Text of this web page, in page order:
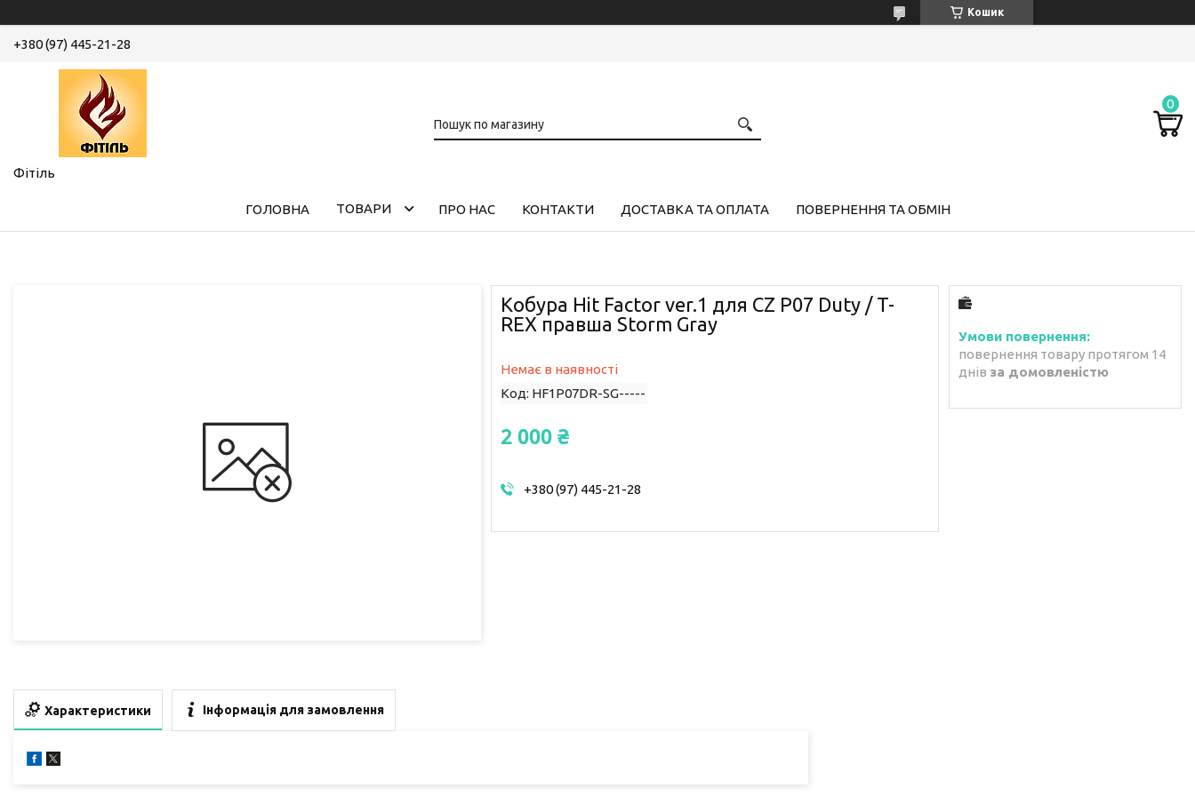
Кошик
+380 (97) 445-21-28
Фітіль
ГОЛОВНА ТОВАРИ ПРО НАС КОНТАКТИ ДОСТАВКА ТА ОПЛАТА ПОВЕРНЕННЯ ТА ОБМІН
Кобура Hit Factor ver.1 для CZ P07 Duty / T-
REX правша Storm Gray
Немає в наявності
Код: HF1P07DR-SG-----
2 000 ₴
+380 (97) 445-21-28
повернення товару протягом 14
днів за домовленістю
Характеристики Інформація для замовлення